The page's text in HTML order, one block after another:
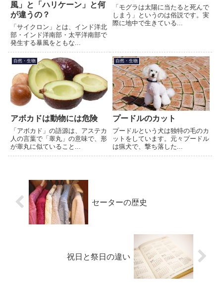
風」と「ハリケーン」と何
が違うの？
「サイクロン」とは、インド洋北
部・インド洋南部・太平洋南部で
発生する暴風をともな...
「モグラは太陽に当たると死んで
しまう」というのは俗説です。実
際に地中で生きている...
自然・生物
アボカドは動物には危険
「アボカド」の語源は、アステカ
人の言葉で「睾丸」の意味で、形
が睾丸に似ていること...
自然・生物
プードルのカット
プードルという犬は独特の毛のカ
ットをしています。元々プードル
は猟犬で、撃ち落した...
セーターの歴史
祝日と祭日の違い